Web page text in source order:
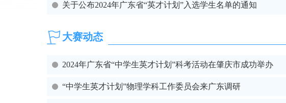
关于公布2024年广东省“英才计划”入选学生名单的通知
大赛动态
2024年广东省“中学生英才计划”科考活动在肇庆市成功举办
“中学生英才计划”物理学科工作委员会来广东调研